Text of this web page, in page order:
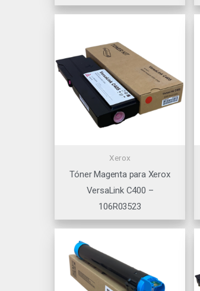
Xerox
Tóner Magenta para Xerox
VersaLink C400 –
106R03523